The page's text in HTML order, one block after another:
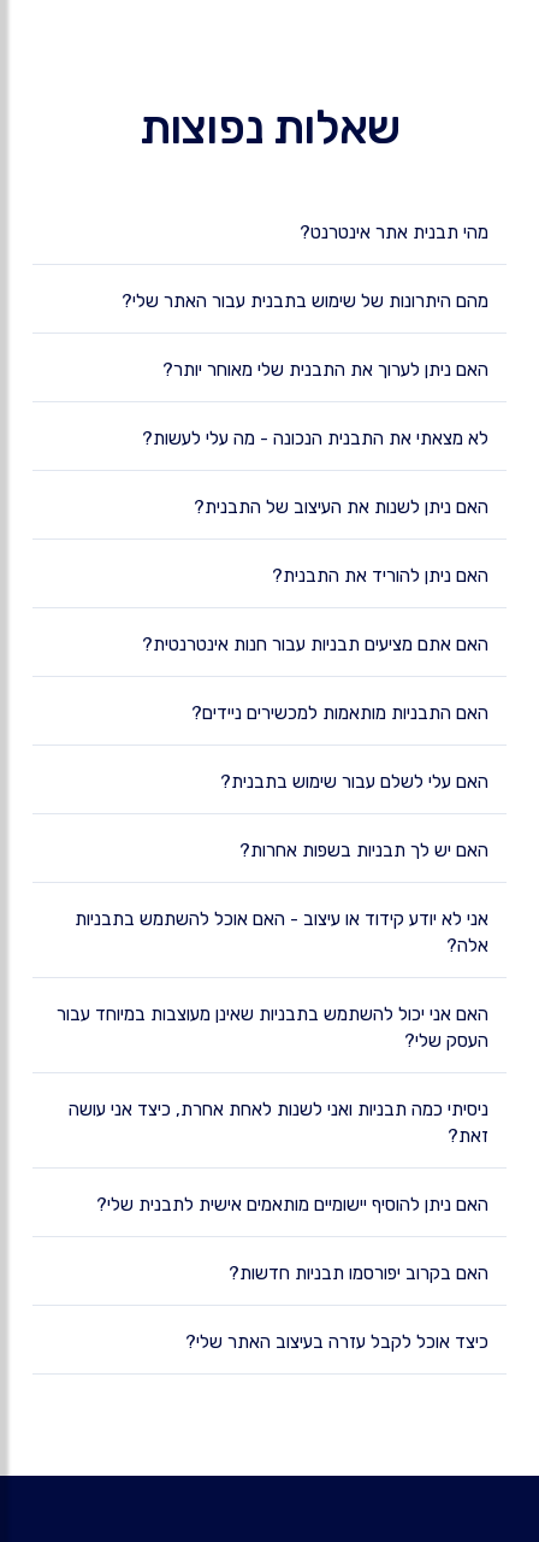
שאלות נפוצות
מהי תבנית אתר אינטרנט?
מהם היתרונות של שימוש בתבנית עבור האתר שלי?
האם ניתן לערוך את התבנית שלי מאוחר יותר?
לא מצאתי את התבנית הנכונה - מה עלי לעשות?
האם ניתן לשנות את העיצוב של התבנית?
האם ניתן להוריד את התבנית?
האם אתם מציעים תבניות עבור חנות אינטרנטית?
האם התבניות מותאמות למכשירים ניידים?
האם עלי לשלם עבור שימוש בתבנית?
האם יש לך תבניות בשפות אחרות?
אני לא יודע קידוד או עיצוב - האם אוכל להשתמש בתבניות
אלה?
האם אני יכול להשתמש בתבניות שאינן מעוצבות במיוחד עבור
העסק שלי?
ניסיתי כמה תבניות ואני לשנות לאחת אחרת, כיצד אני עושה
זאת?
האם ניתן להוסיף יישומיים מותאמים אישית לתבנית שלי?
האם בקרוב יפורסמו תבניות חדשות?
כיצד אוכל לקבל עזרה בעיצוב האתר שלי?